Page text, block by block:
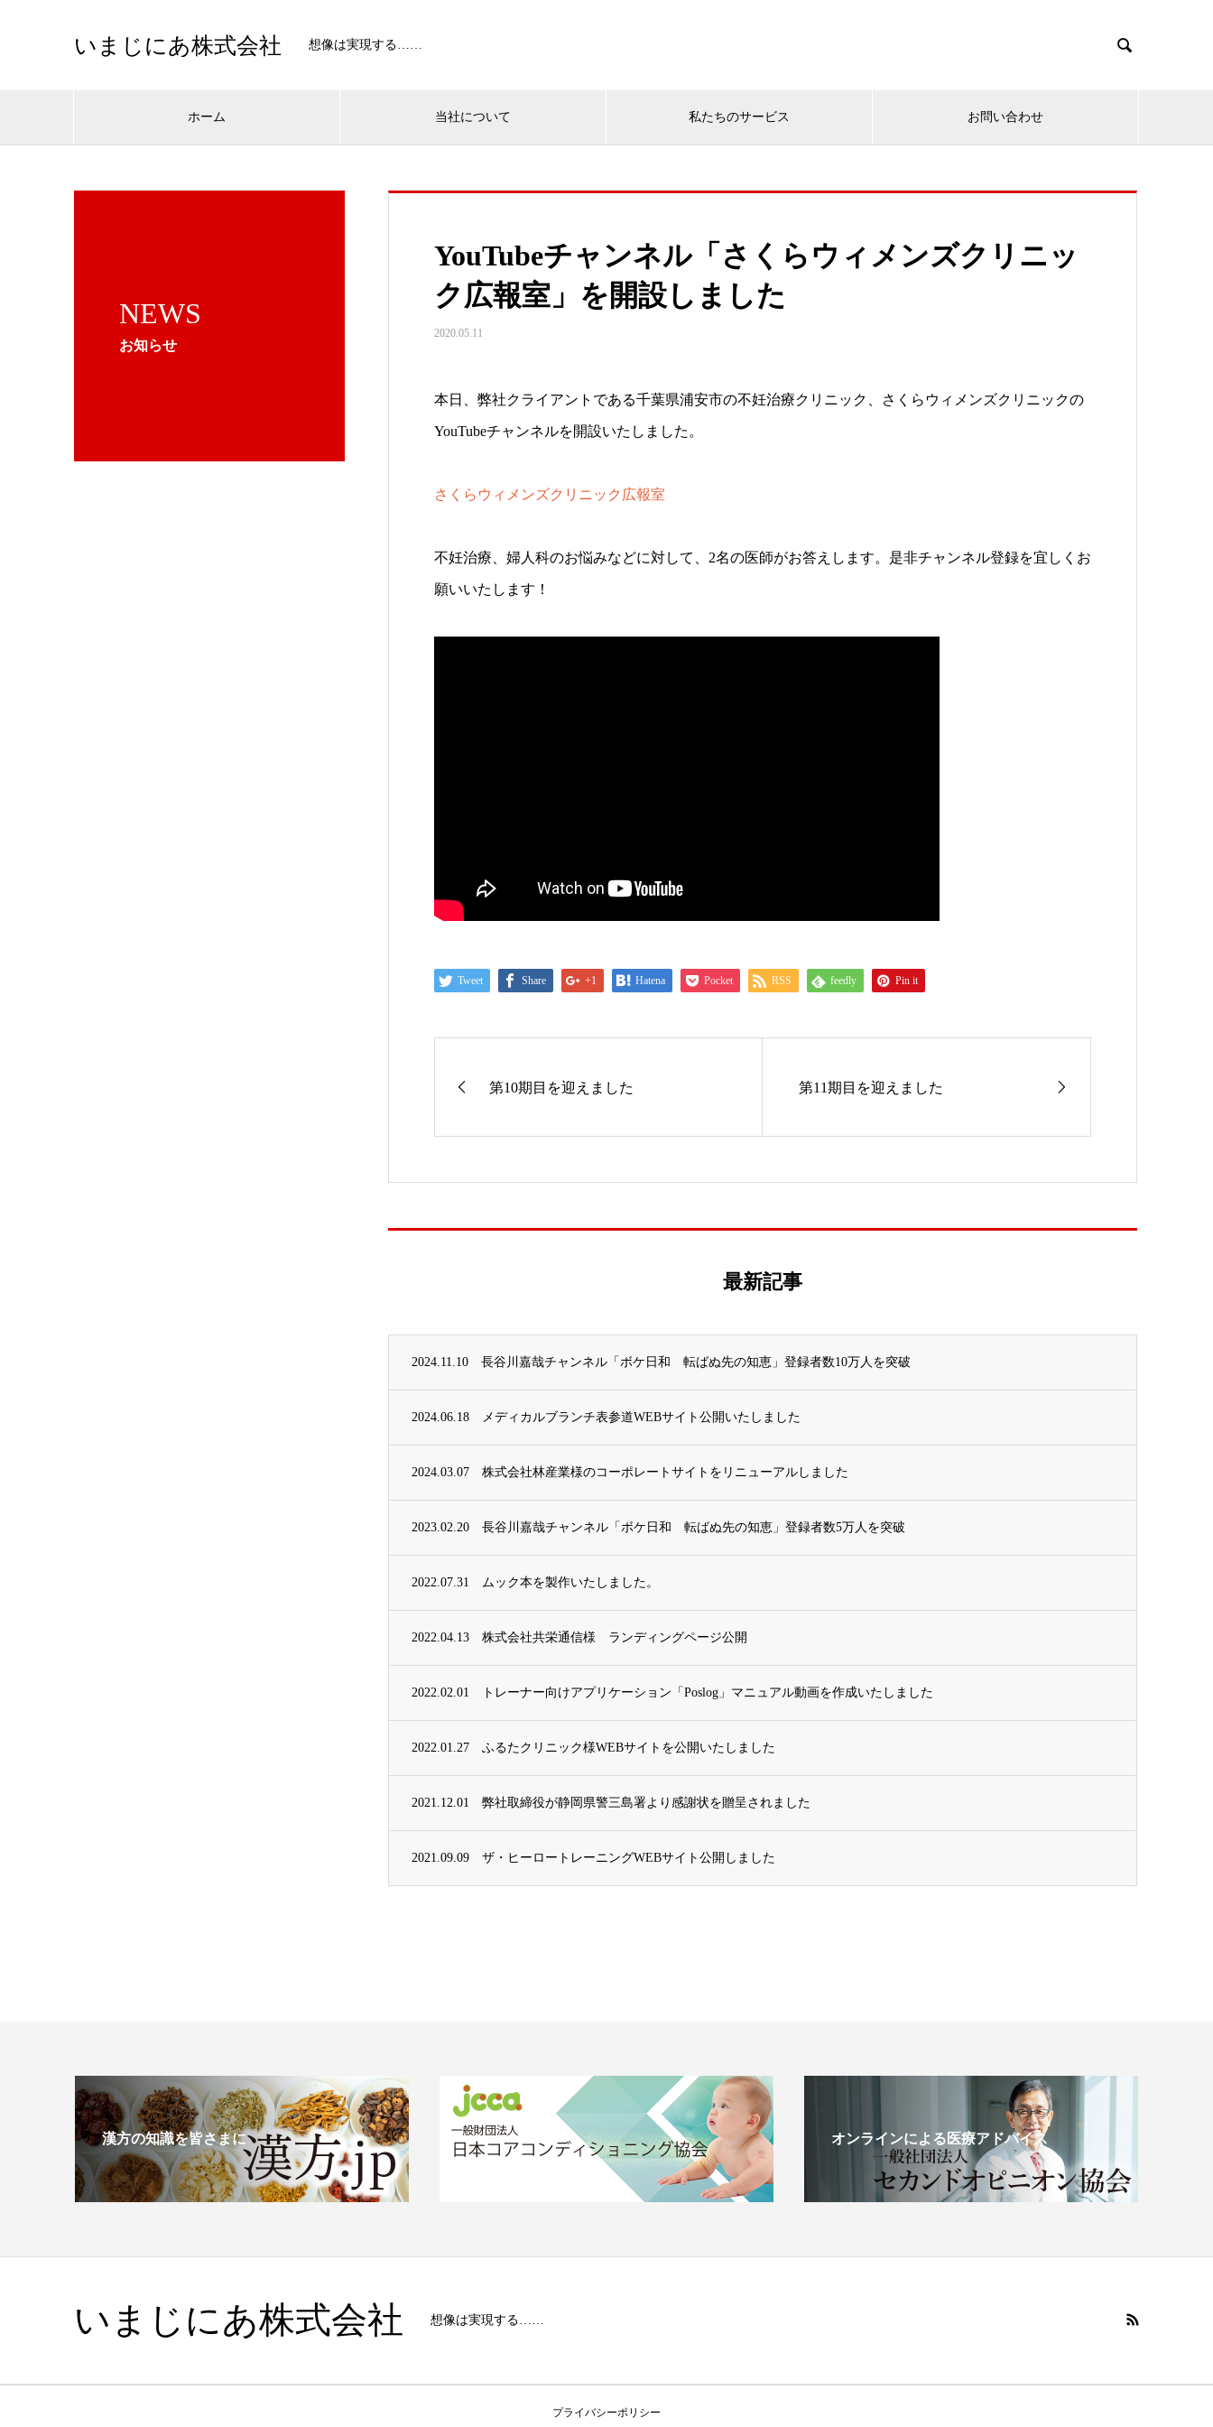
いまじにあ株式会社 想像は実現する…… 
ホーム 当社について 私たちのサービス お問い合わせ
NEWS
お知らせ
YouTubeチャンネル「さくらウィメンズクリニッ
ク広報室」を開設しました
2020.05.11
本日、弊社クライアントである千葉県浦安市の不妊治療クリニック、さくらウィメンズクリニックの
YouTubeチャンネルを開設いたしました。
さくらウィメンズクリニック広報室
不妊治療、婦人科のお悩みなどに対して、2名の医師がお答えします。是非チャンネル登録を宜しくお
願いいたします！
Tweet Share +1 Hatena Pocket RSS feedly Pin it
第10期目を迎えました 第11期目を迎えました
最新記事
2024.11.10 長谷川嘉哉チャンネル「ボケ日和 転ばぬ先の知恵」登録者数10万人を突破
2024.06.18 メディカルブランチ表参道WEBサイト公開いたしました
2024.03.07 株式会社林産業様のコーポレートサイトをリニューアルしました
2023.02.20 長谷川嘉哉チャンネル「ボケ日和 転ばぬ先の知恵」登録者数5万人を突破
2022.07.31 ムック本を製作いたしました。
2022.04.13 株式会社共栄通信様 ランディングページ公開
2022.02.01 トレーナー向けアプリケーション「Poslog」マニュアル動画を作成いたしました
2022.01.27 ふるたクリニック様WEBサイトを公開いたしました
2021.12.01 弊社取締役が静岡県警三島署より感謝状を贈呈されました
2021.09.09 ザ・ヒーロートレーニングWEBサイト公開しました
漢方の知識を皆さまに オンラインによる医療アドバイス
いまじにあ株式会社 想像は実現する……
プライバシーポリシー